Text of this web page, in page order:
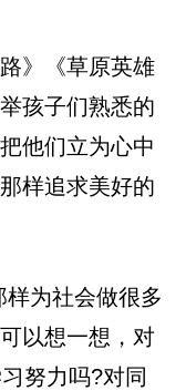
》《草原英雄
孩子们熟悉的
他们立为心中
样追求美好的
样为社会做很多
以想一想，对
努力吗?对同